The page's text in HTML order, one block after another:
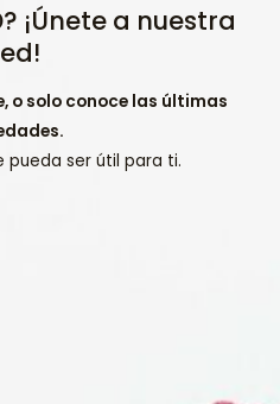
¡Únete a nuestra
o solo conoce las últimas
pueda ser útil para ti.